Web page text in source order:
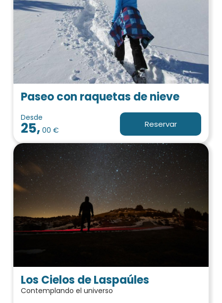
Paseo con raquetas de nieve
Desde
25, 00 €
Reservar
Los Cielos de Laspaúles
Contemplando el universo